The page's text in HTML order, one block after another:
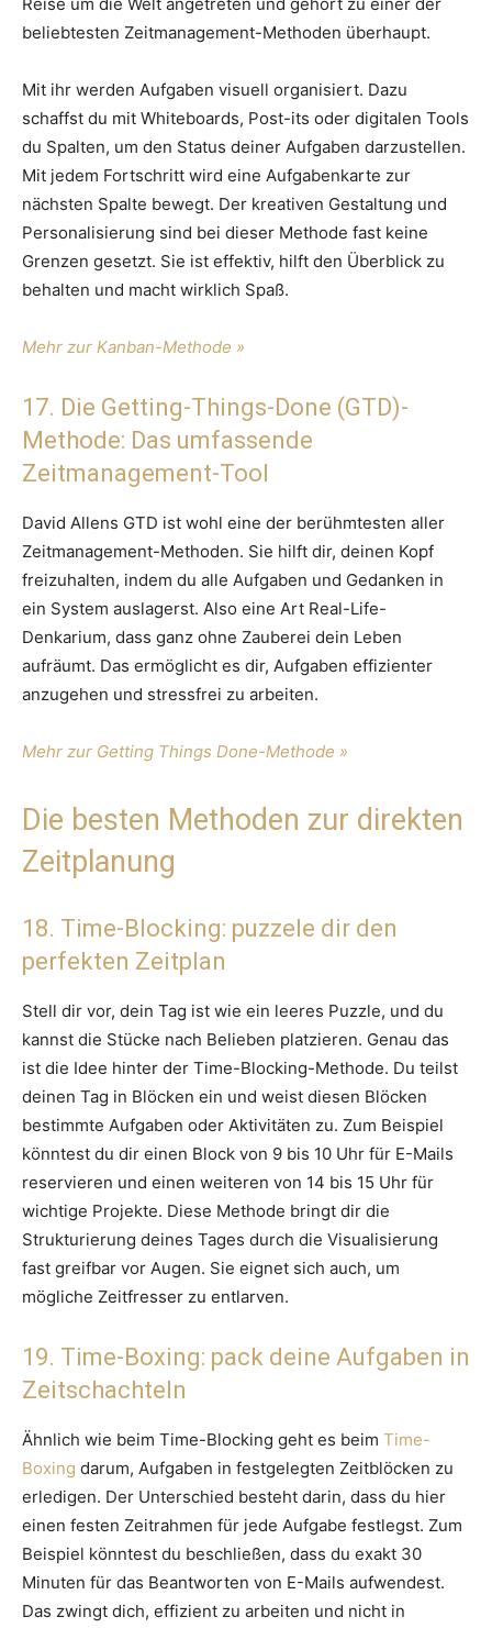
beliebtesten Zeitmanagement-Methoden überhaupt.
Mit ihr werden Aufgaben visuell organisiert. Dazu
schaffst du mit Whiteboards, Post-its oder digitalen Tools
du Spalten, um den Status deiner Aufgaben darzustellen.
Mit jedem Fortschritt wird eine Aufgabenkarte zur
nächsten Spalte bewegt. Der kreativen Gestaltung und
Personalisierung sind bei dieser Methode fast keine
Grenzen gesetzt. Sie ist effektiv, hilft den Überblick zu
behalten und macht wirklich Spaß.
Mehr zur Kanban-Methode »
17. Die Getting-Things-Done (GTD)-
Methode: Das umfassende
Zeitmanagement-Tool
David Allens GTD ist wohl eine der berühmtesten aller
Zeitmanagement-Methoden. Sie hilft dir, deinen Kopf
freizuhalten, indem du alle Aufgaben und Gedanken in
ein System auslagerst. Also eine Art Real-Life-
Denkarium, dass ganz ohne Zauberei dein Leben
aufräumt. Das ermöglicht es dir, Aufgaben effizienter
anzugehen und stressfrei zu arbeiten.
Mehr zur Getting Things Done-Methode »
Die besten Methoden zur direkten
Zeitplanung
18. Time-Blocking: puzzele dir den
perfekten Zeitplan
Stell dir vor, dein Tag ist wie ein leeres Puzzle, und du
kannst die Stücke nach Belieben platzieren. Genau das
ist die Idee hinter der Time-Blocking-Methode. Du teilst
deinen Tag in Blöcken ein und weist diesen Blöcken
bestimmte Aufgaben oder Aktivitäten zu. Zum Beispiel
könntest du dir einen Block von 9 bis 10 Uhr für E-Mails
reservieren und einen weiteren von 14 bis 15 Uhr für
wichtige Projekte. Diese Methode bringt dir die
Strukturierung deines Tages durch die Visualisierung
fast greifbar vor Augen. Sie eignet sich auch, um
mögliche Zeitfresser zu entlarven.
19. Time-Boxing: pack deine Aufgaben in
Zeitschachteln
Ähnlich wie beim Time-Blocking geht es beim Time-
Boxing darum, Aufgaben in festgelegten Zeitblöcken zu
erledigen. Der Unterschied besteht darin, dass du hier
einen festen Zeitrahmen für jede Aufgabe festlegst. Zum
Beispiel könntest du beschließen, dass du exakt 30
Minuten für das Beantworten von E-Mails aufwendest.
Das zwingt dich, effizient zu arbeiten und nicht in